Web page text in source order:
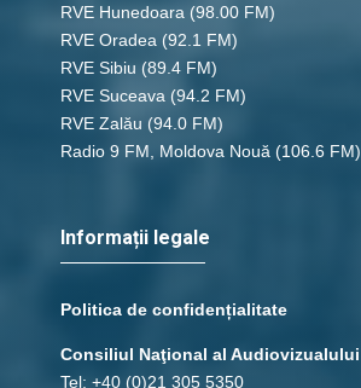
RVE Hunedoara (98.00 FM)
RVE Oradea (92.1 FM)
RVE Sibiu (89.4 FM)
RVE Suceava (94.2 FM)
RVE Zalău (94.0 FM)
Radio 9 FM, Moldova Nouă (106.6 FM)
Informații legale
Politica de confidențialitate
Consiliul Naţional al Audiovizualului
Tel: +40 (0)21 305 5350